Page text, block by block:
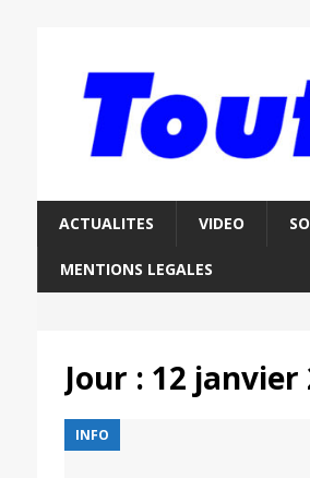
ACTUALITES VIDEO
MENTIONS LEGALES
Jour : 12 janvier
INFO